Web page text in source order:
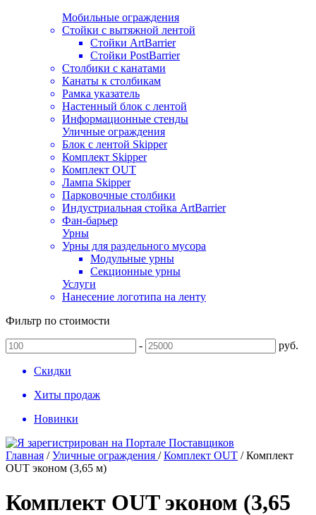
Мобильные ограждения
Стойки с вытяжной лентой
Стойки ArtBarrier
Стойки PostBarrier
Столбики с канатами
Канаты к столбикам
Рамка указатель
Настенный блок с лентой
Информационные стенды
Уличные ограждения
Блок с лентой Skipper
Комплект Skipper
Комплект OUT
Лампа Skipper
Парковочные столбики
Индустриальная стойка ArtBarrier
Фан-барьер
Урны
Урны для раздельного мусора
Модульные урны
Секционные урны
Услуги
Нанесение логотипа на ленту
Фильтр по стоимости
- руб.
Скидки
Хиты продаж
Новинки
Главная /Уличные ограждения /Комплект OUT /Комплект
OUT эконом (3,65 м)
Комплект OUT эконом (3,65